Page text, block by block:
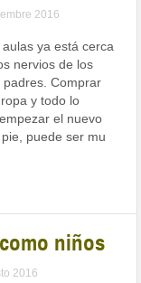
2016
ya está cerca
nervios de los
padres. Comprar
y todo lo
el nuevo
puede ser mu
niños
2016